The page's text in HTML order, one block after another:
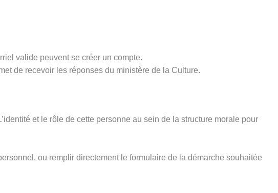
valide peuvent se créer un compte.
de recevoir les réponses du ministère de la Culture.
et le rôle de cette personne au sein de la structure morale pour
ou remplir directement le formulaire de la démarche souhaitée